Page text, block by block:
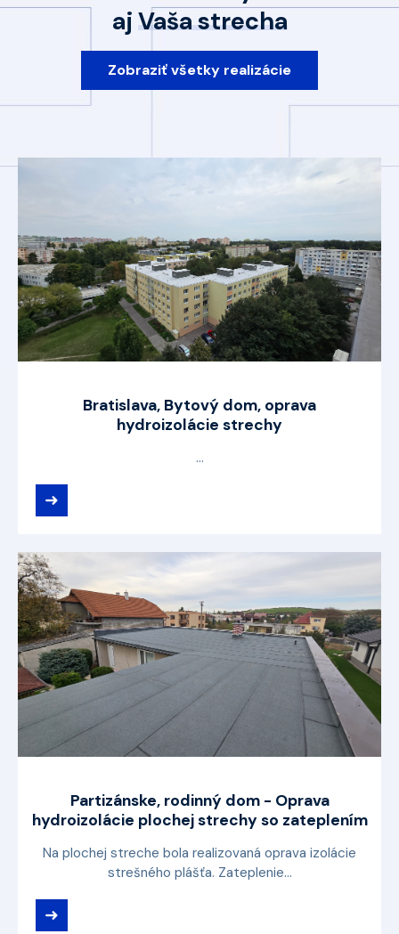
aj Vaša strecha
Zobraziť všetky realizácie
Bratislava, Bytový dom, oprava
hydroizolácie strechy
...
➜
Partizánske, rodinný dom - Oprava
hydroizolácie plochej strechy so zateplením
Na plochej streche bola realizovaná oprava izolácie
strešného plášťa. Zateplenie...
➜